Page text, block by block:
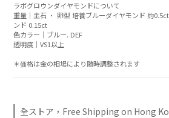
ラボグロウンダイヤモンドについて
重量｜主石 · 卵型 培養ブルーダイヤモンド 約
ンド 0.15ct
色カラー｜ブルー. DEF
透明度｜VS1以上
＊価格は金の相場により随時調整されます
全ストア，Free Shipping on Hong